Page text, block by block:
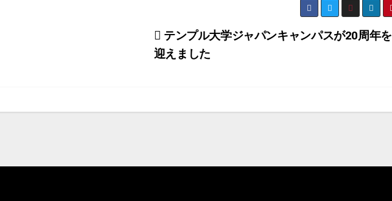
テンプル大学ジャパンキャンパスが20周年を
迎えました